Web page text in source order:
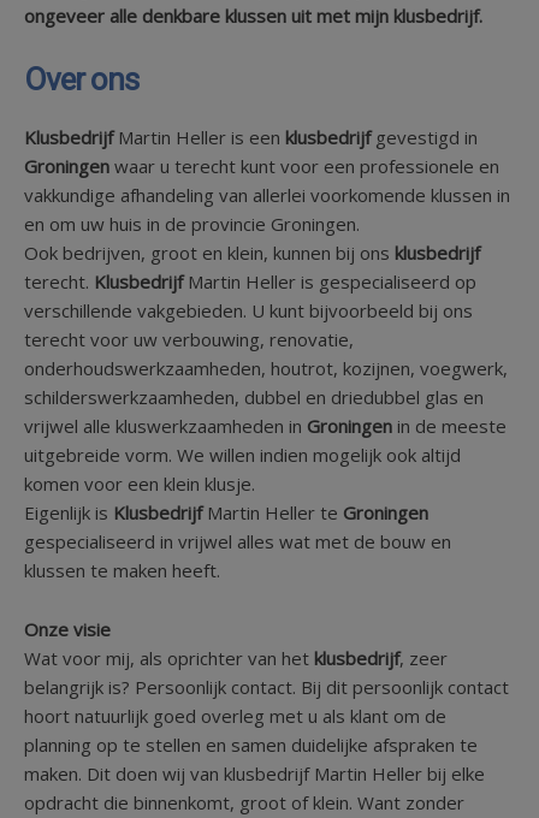
ongeveer alle denkbare klussen uit met mijn klusbedrijf.
Over ons
KlusbedrijfMartin Heller is een klusbedrijfgevestigd in
Groningen waar u terecht kunt voor een professionele en
vakkundige afhandeling van allerlei voorkomende klussen in
en om uw huis in de provincie Groningen.
Ook bedrijven, groot en klein, kunnen bij ons klusbedrijf
terecht. KlusbedrijfMartin Heller is gespecialiseerd op
verschillende vakgebieden. U kunt bijvoorbeeld bij ons
terecht voor uw verbouwing, renovatie,
onderhoudswerkzaamheden, houtrot, kozijnen, voegwerk,
schilderswerkzaamheden, dubbel en driedubbel glas en
vrijwel alle kluswerkzaamheden in Groningen in de meeste
uitgebreide vorm. We willen indien mogelijk ook altijd
komen voor een klein klusje.
Eigenlijk is KlusbedrijfMartin Heller te Groningen
gespecialiseerd in vrijwel alles wat met de bouw en
klussen te maken heeft.
Onze visie
Wat voor mij, als oprichter van het klusbedrijf, zeer
belangrijk is? Persoonlijk contact. Bij dit persoonlijk contact
hoort natuurlijk goed overleg met u als klant om de
planning op te stellen en samen duidelijke afspraken te
maken. Dit doen wij van klusbedrijf Martin Heller bij elke
opdracht die binnenkomt, groot of klein. Want zonder